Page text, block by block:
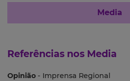
Media
Referências nos Media
Opinião - Imprensa Regional